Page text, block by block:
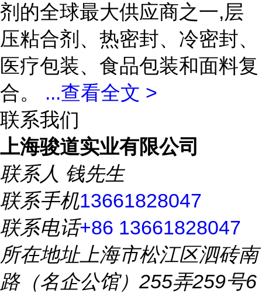
剂的全球最大供应商之一,层
压粘合剂、热密封、冷密封、
医疗包装、食品包装和面料复
合。 ...查看全文 >
联系我们
上海骏道实业有限公司
联系人 钱先生
联系手机13661828047
联系电话+86 13661828047
所在地址上海市松江区泗砖南
路（名企公馆）255弄259号6